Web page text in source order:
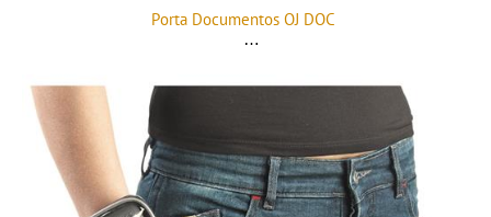
Porta Documentos OJ DOC